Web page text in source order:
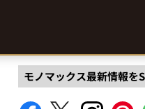
モノマックス最新情報を